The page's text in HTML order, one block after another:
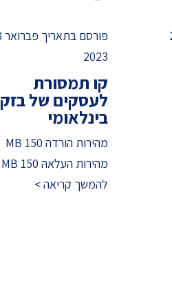
2023
קו תמסורת
לעסקים של בזק
בינלאומי
מהירות הורדה 150 MB
מהירות העלאה 150 MB
להמשך קריאה >